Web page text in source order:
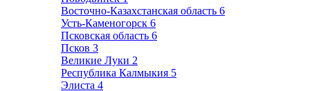
Восточно-Казахстанская область 6
Усть-Каменогорск 6
Псковская область 6
Псков 3
Великие Луки 2
Республика Калмыкия 5
Элиста 4